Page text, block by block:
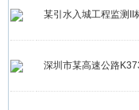
某引水入城工程监测II
深圳市某高速公路